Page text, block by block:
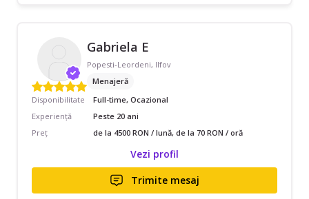
Gabriela E
Popesti-Leordeni, Ilfov
Menajeră
Disponibilitate
Full-time, Ocazional
Experiență
Peste 20 ani
Preț
de la 4500 RON / lună, de la 70 RON / oră
Vezi profil
Trimite mesaj